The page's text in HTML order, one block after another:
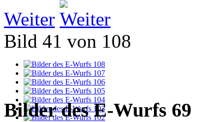
Weiter
Bild 41 von 108
Bilder des E-Wurfs 69